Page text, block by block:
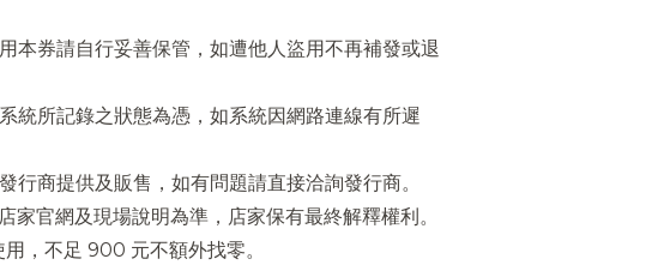
本券請自行妥善保管，如遭他人盜用不再補發或退
統所記錄之狀態為憑，如系統因網路連線有所遲
行商提供及販售，如有問題請直接洽詢發行商。
家官網及現場說明為準，店家保有最終解釋權利。
，不足 900 元不額外找零。